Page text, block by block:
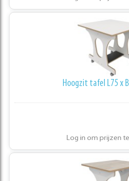
Hoogzit tafel L75 x
Log in om prijzen